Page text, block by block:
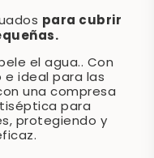
para cubrir
el agua.. Con
ideal para las
una compresa
para
protegiendo y